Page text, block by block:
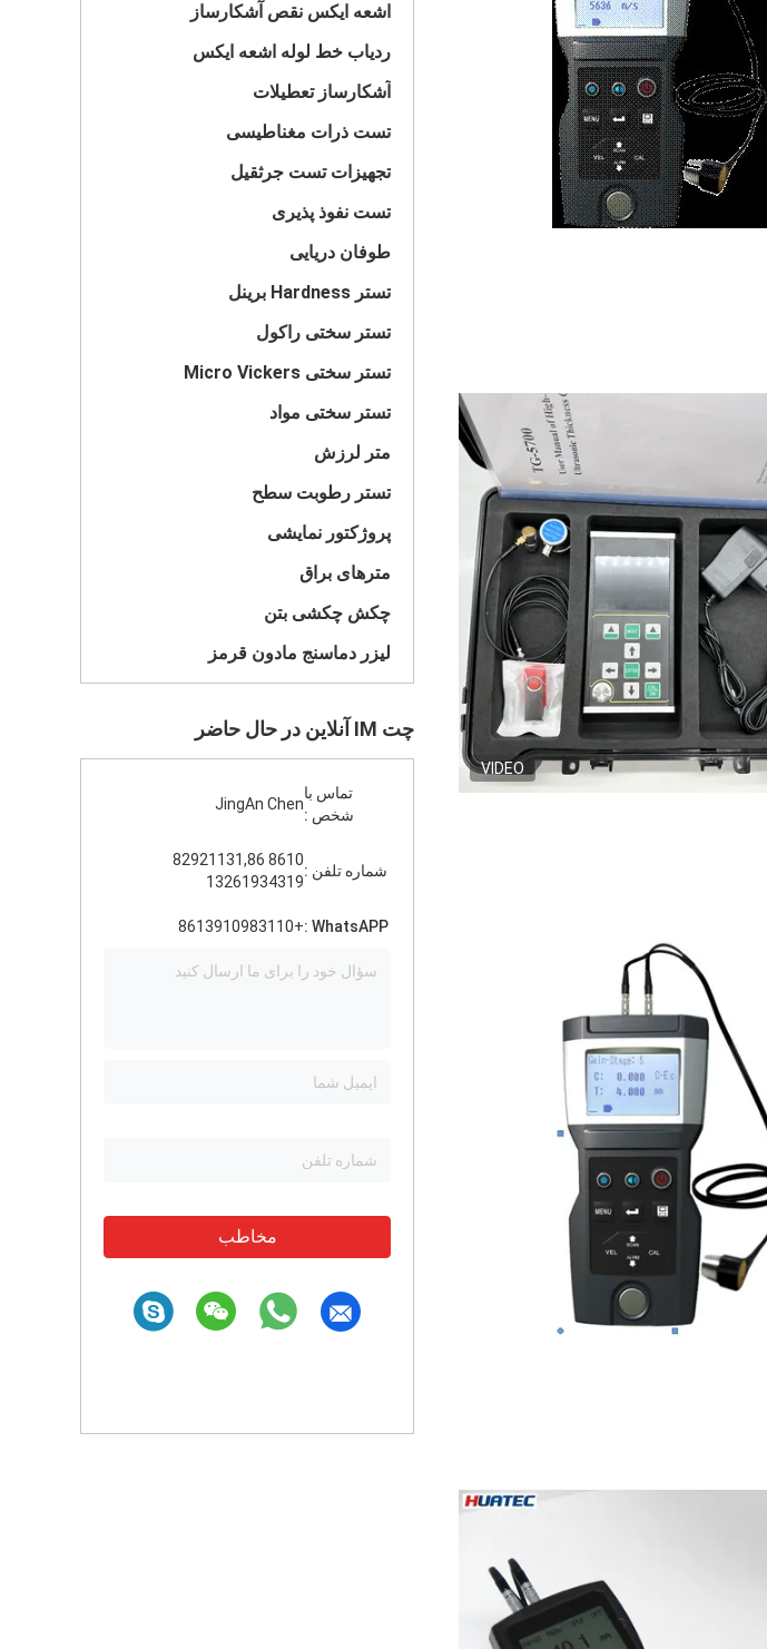
اشعه ایکس نقص آشکارساز
ردیاب خط لوله اشعه ایکس
آشکارساز تعطیلات
تست ذرات مغناطیسی
تجهیزات تست جرثقیل
تست نفوذ پذیری
طوفان دریایی
تستر Hardness برینل
تستر سختی راکول
تستر سختی Micro Vickers
تستر سختی مواد
متر لرزش
تستر رطوبت سطح
پروژکتور نمایشی
مترهای براق
چکش چکشی بتن
لیزر دماسنج مادون قرمز
چت IM آنلاین در حال حاضر
تماس با
شخص :
JingAn Chen
شماره تلفن :
8610 82921131,86
13261934319
WhatsAPP :
+8613910983110
مخاطب
VIDEO